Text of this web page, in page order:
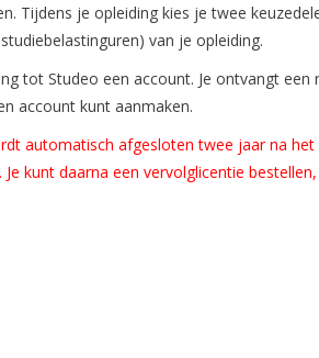
Tijdens je opleiding kies je twee
van je opleiding.
tot Studeo een account. Je ontvangt een
account kunt aanmaken.
automatisch afgesloten twee jaar na
kunt daarna een vervolglicentie